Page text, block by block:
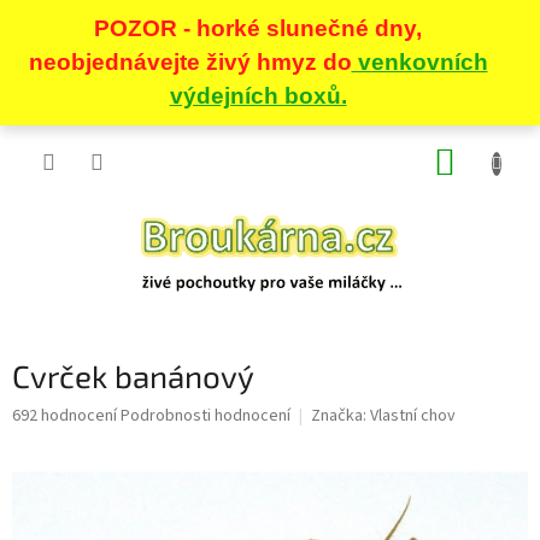
Přejít
Cvrček banánový
Průměrné
692 hodnoceníPodrobnosti hodnocení Značka: Vlastní chov